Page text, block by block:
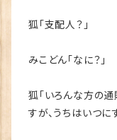
狐「支配人？」
みこどん「なに？」
狐「いろんな方の
すが、うちはいつに